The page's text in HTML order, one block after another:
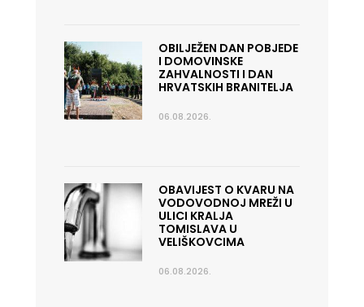
OBILJEŽEN DAN POBJEDE
I DOMOVINSKE
ZAHVALNOSTI I DAN
HRVATSKIH BRANITELJA
06.08.2026.
OBAVIJEST O KVARU NA
VODOVODNOJ MREŽI U
ULICI KRALJA
TOMISLAVA U
VELIŠKOVCIMA
06.08.2026.